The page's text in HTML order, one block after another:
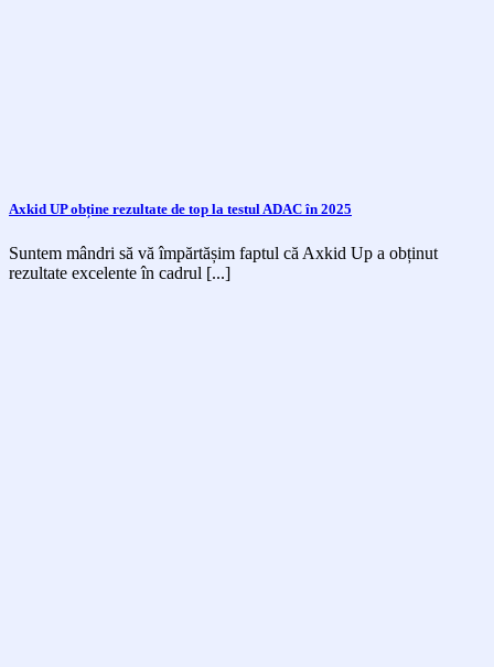
Axkid UP obține rezultate de top la testul ADAC în 2025
Suntem mândri să vă împărtășim faptul că Axkid Up a obținut
rezultate excelente în cadrul [...]